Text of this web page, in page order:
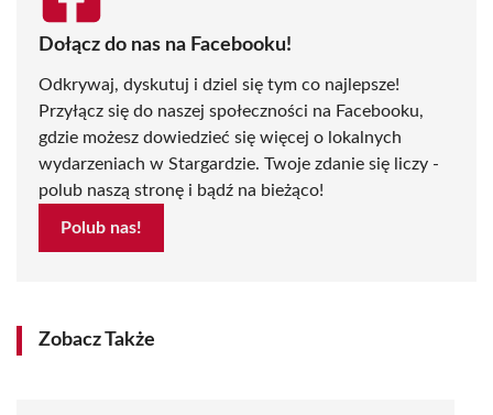
Dołącz do nas na Facebooku!
Odkrywaj, dyskutuj i dziel się tym co najlepsze!
Przyłącz się do naszej społeczności na Facebooku,
gdzie możesz dowiedzieć się więcej o lokalnych
wydarzeniach w Stargardzie. Twoje zdanie się liczy -
polub naszą stronę i bądź na bieżąco!
Polub nas!
Zobacz Także